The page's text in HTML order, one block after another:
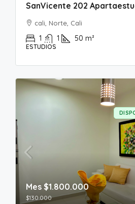
SanVicente 202
cali, Norte, Cali
1 1 50 m²
ESTUDIOS
Mes $1.800.000
$130.000